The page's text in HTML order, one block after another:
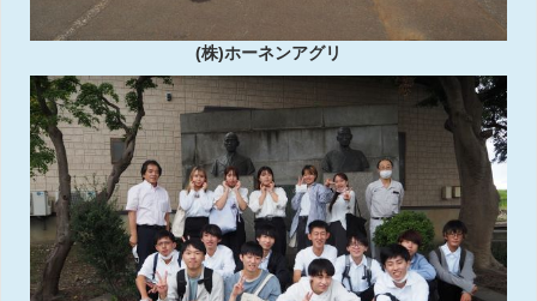
(株)ホーネンアグリ